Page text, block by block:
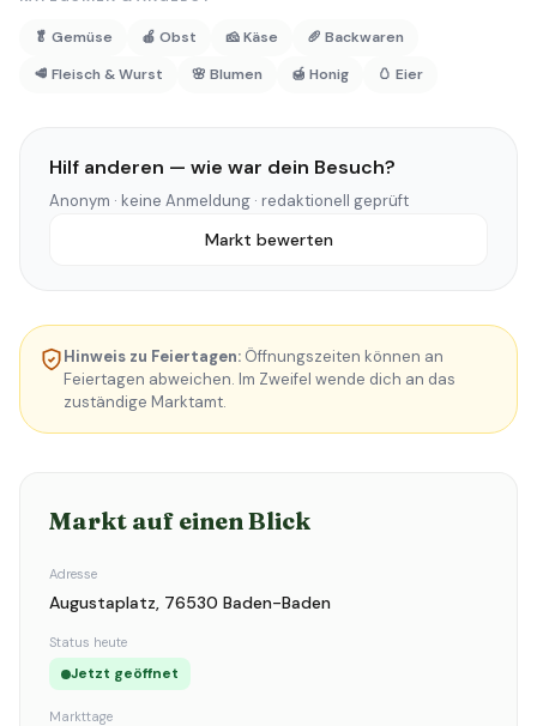
🥬 Gemüse 🍎 Obst 🧀 Käse
🥖 Backwaren
🥩 Fleisch & Wurst
🌸 Blumen 🍯 Honig 🥚 Eier
Hilf anderen — wie war dein Besuch?
Anonym · keine Anmeldung · redaktionell geprüft
Markt bewerten
Hinweis zu Feiertagen: Öffnungszeiten können an
Feiertagen abweichen. Im Zweifel wende dich an das
zuständige Marktamt.
Markt auf einen Blick
Adresse
Augustaplatz, 76530 Baden-Baden
Status heute
Jetzt geöffnet
Markttage